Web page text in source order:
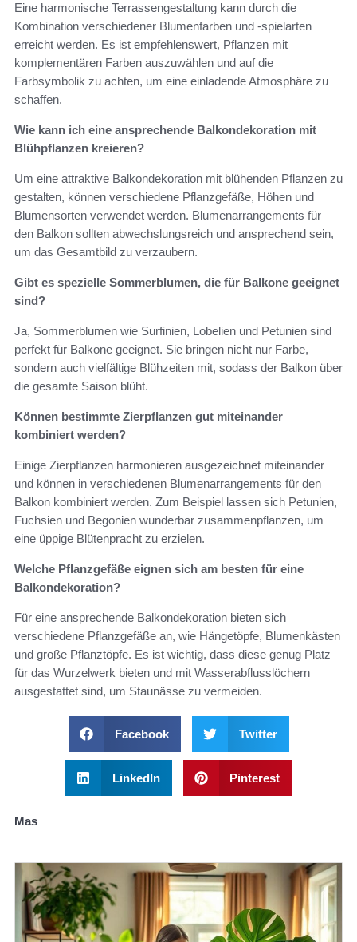
Eine harmonische Terrassengestaltung kann durch die
Kombination verschiedener Blumenfarben und -spielarten
erreicht werden. Es ist empfehlenswert, Pflanzen mit
komplementären Farben auszuwählen und auf die
Farbsymbolik zu achten, um eine einladende Atmosphäre zu
schaffen.
Wie kann ich eine ansprechende Balkondekoration mit
Blühpflanzen kreieren?
Um eine attraktive Balkondekoration mit blühenden Pflanzen zu
gestalten, können verschiedene Pflanzgefäße, Höhen und
Blumensorten verwendet werden. Blumenarrangements für
den Balkon sollten abwechslungsreich und ansprechend sein,
um das Gesamtbild zu verzaubern.
Gibt es spezielle Sommerblumen, die für Balkone geeignet
sind?
Ja, Sommerblumen wie Surfinien, Lobelien und Petunien sind
perfekt für Balkone geeignet. Sie bringen nicht nur Farbe,
sondern auch vielfältige Blühzeiten mit, sodass der Balkon über
die gesamte Saison blüht.
Können bestimmte Zierpflanzen gut miteinander
kombiniert werden?
Einige Zierpflanzen harmonieren ausgezeichnet miteinander
und können in verschiedenen Blumenarrangements für den
Balkon kombiniert werden. Zum Beispiel lassen sich Petunien,
Fuchsien und Begonien wunderbar zusammenpflanzen, um
eine üppige Blütenpracht zu erzielen.
Welche Pflanzgefäße eignen sich am besten für eine
Balkondekoration?
Für eine ansprechende Balkondekoration bieten sich
verschiedene Pflanzgefäße an, wie Hängetöpfe, Blumenkästen
und große Pflanztöpfe. Es ist wichtig, dass diese genug Platz
für das Wurzelwerk bieten und mit Wasserabflusslöchern
ausgestattet sind, um Staunässe zu vermeiden.
Facebook Twitter
LinkedIn Pinterest
Mas